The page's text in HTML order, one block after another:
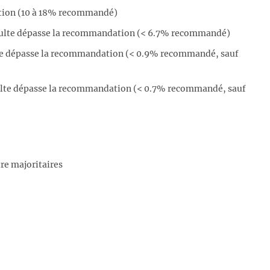
(10 à 18% recommandé)
dépasse la recommandation (< 6.7% recommandé)
la recommandation (< 0.9% recommandé, sauf
dépasse la recommandation (< 0.7% recommandé, sauf
majoritaires